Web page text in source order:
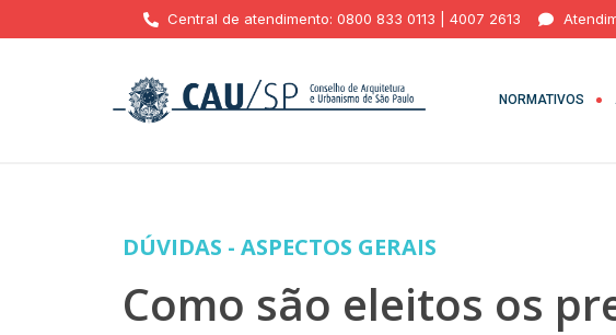
Central de atendimento: 0800 833 0113 | 4007 2613
NORMATIVOS
DÚVIDAS - ASPECTOS GERAIS
Como são eleitos os